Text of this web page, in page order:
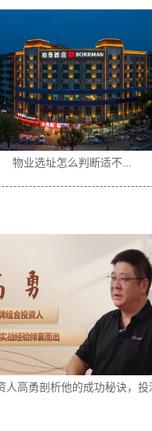
不...
人高勇剖析他的成功秘诀，投